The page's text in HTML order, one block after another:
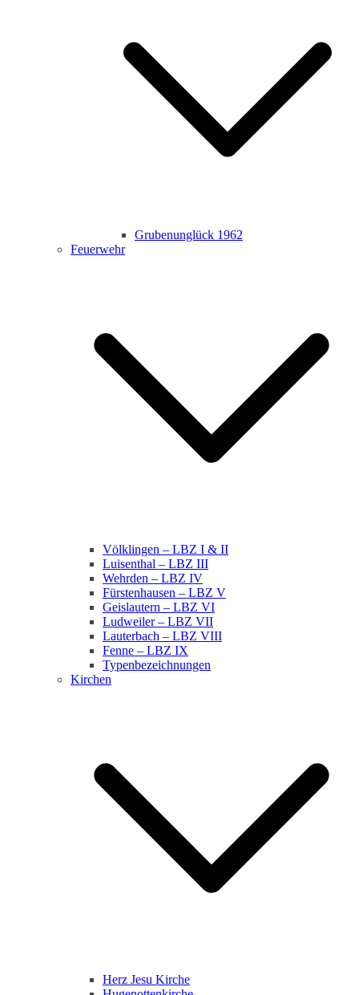
Grubenunglück 1962
Feuerwehr
Völklingen – LBZ I & II
Luisenthal – LBZ III
Wehrden – LBZ IV
Fürstenhausen – LBZ V
Geislautern – LBZ VI
Ludweiler – LBZ VII
Lauterbach – LBZ VIII
Fenne – LBZ IX
Typenbezeichnungen
Kirchen
Herz Jesu Kirche